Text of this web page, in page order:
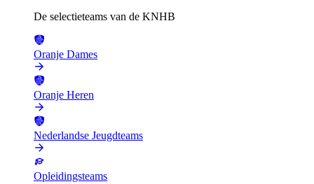
De selectieteams van de KNHB
Oranje Dames
Oranje Heren
Nederlandse Jeugdteams
Opleidingsteams